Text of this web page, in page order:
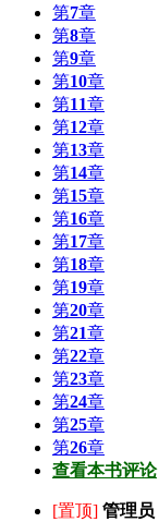
第7章
第8章
第9章
第10章
第11章
第12章
第13章
第14章
第15章
第16章
第17章
第18章
第19章
第20章
第21章
第22章
第23章
第24章
第25章
第26章
查看本书评论
[置顶] 管理员